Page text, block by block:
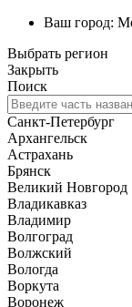
Ваш город:
Выбрать регион
Закрыть
Поиск
Санкт-Петербург
Архангельск
Астрахань
Брянск
Великий Новгород
Владикавказ
Владимир
Волгоград
Волжский
Вологда
Воркута
Воронеж